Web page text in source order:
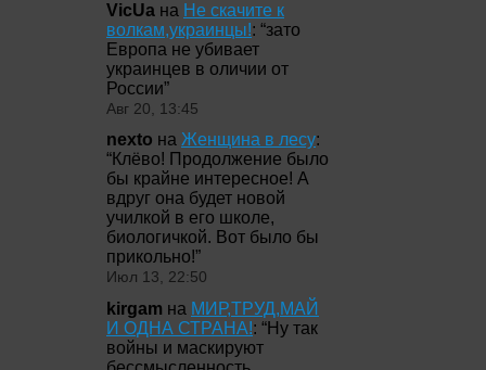
VicUa на Не скачите к
волкам,украинцы!: “зато
Европа не убивает
украинцев в оличии от
России”
Авг 20, 13:45
nexto на Женщина в лесу:
“Клёво! Продолжение было
бы крайне интересное! А
вдруг она будет новой
училкой в его школе,
биологичкой. Вот было бы
прикольно!”
Июл 13, 22:50
kirgam на МИР,ТРУД,МАЙ
И ОДНА СТРАНА!: “Ну так
войны и маскируют